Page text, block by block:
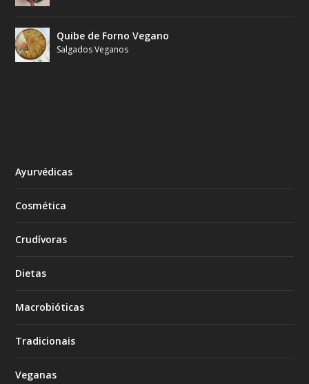
Quibe de Forno Vegano
Salgados Veganos
Ayurvédicas
Cosmética
Crudívoras
Dietas
Macrobióticas
Tradicionais
Veganas